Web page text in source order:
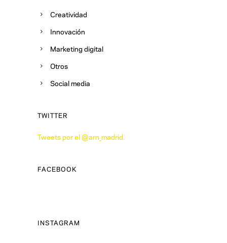
Creatividad
Innovación
Marketing digital
Otros
Social media
TWITTER
Tweets por el @arn_madrid.
FACEBOOK
INSTAGRAM